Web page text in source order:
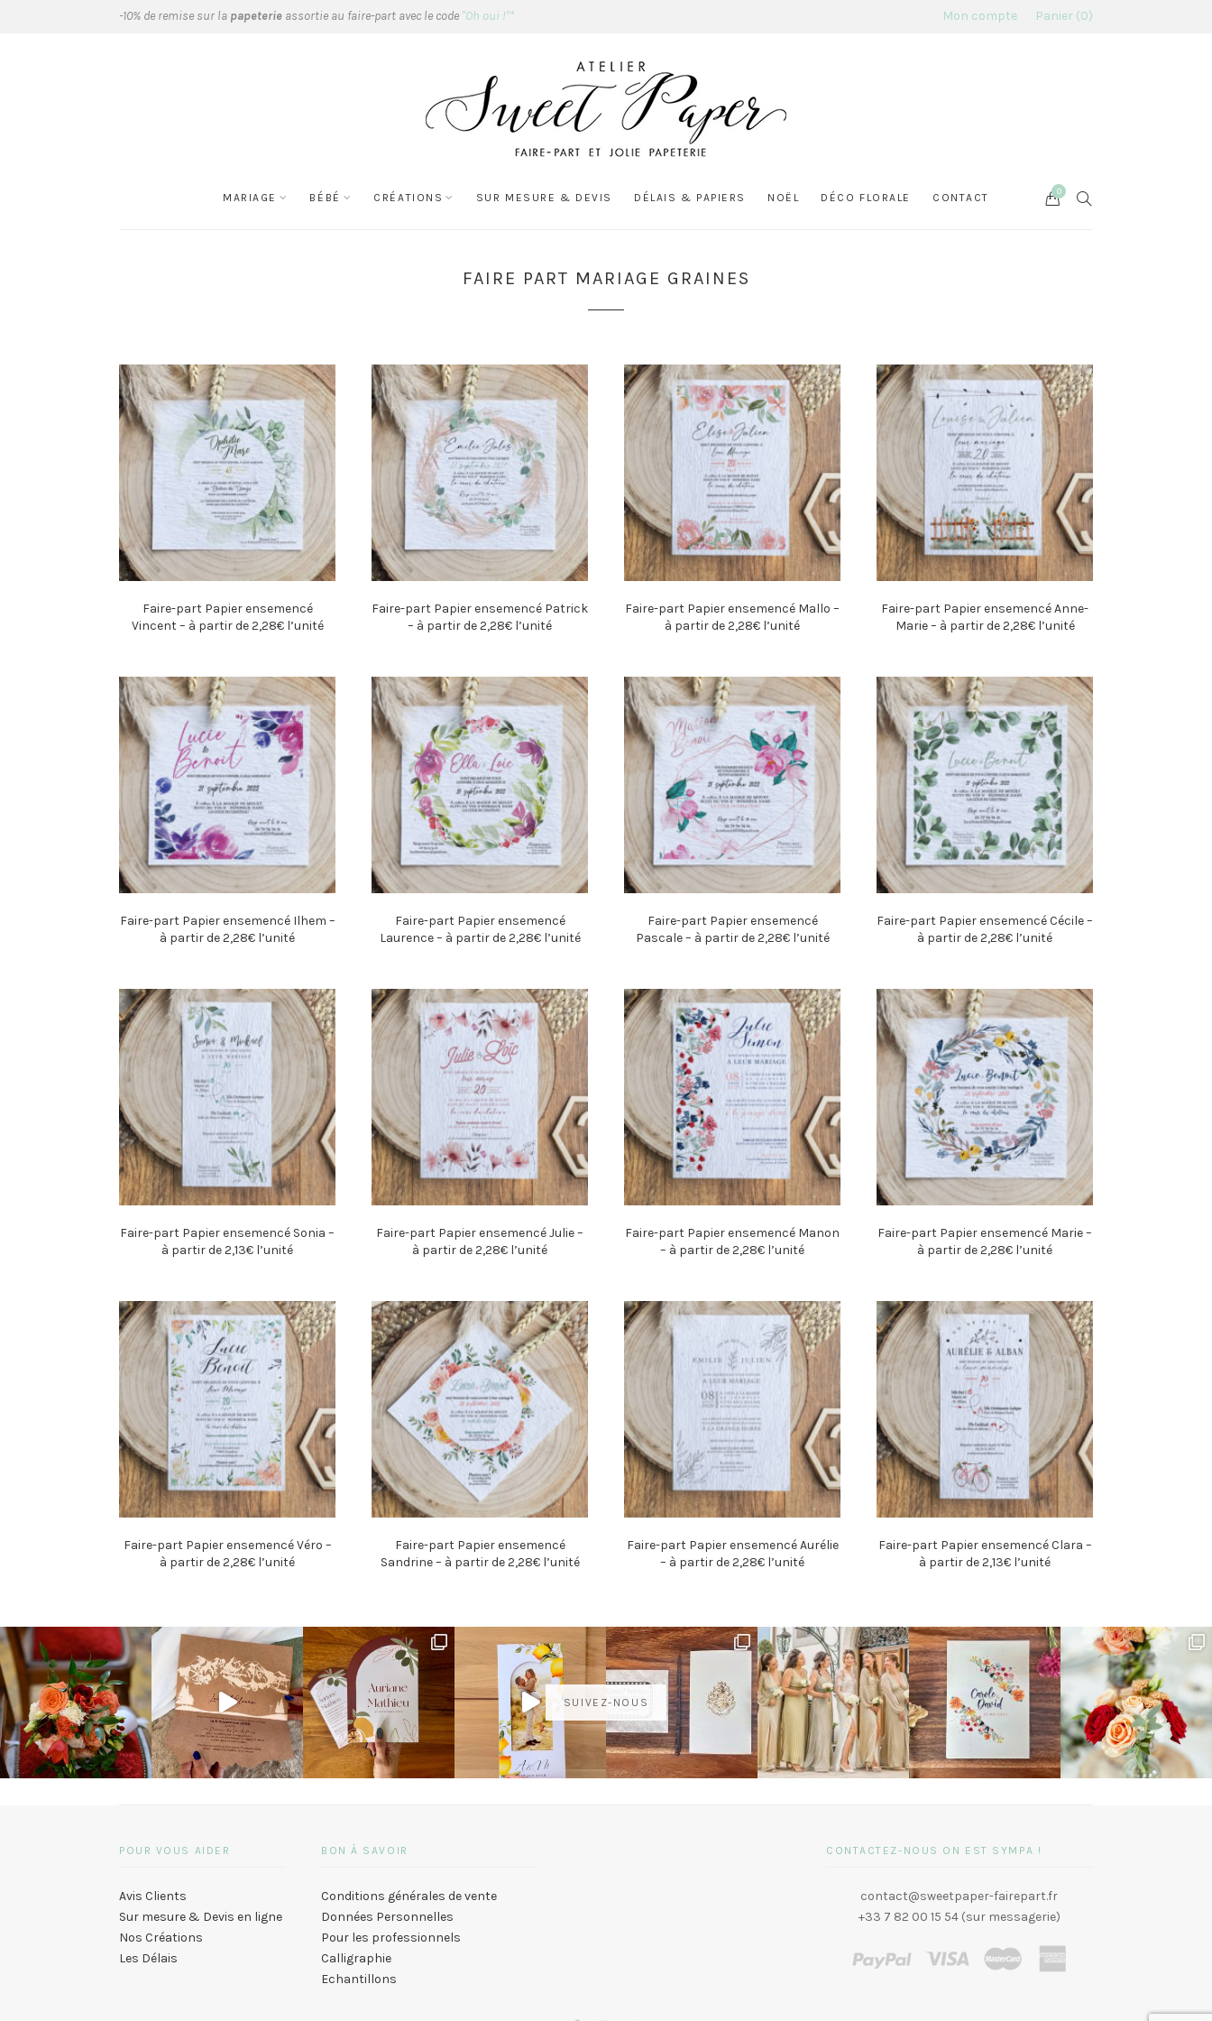
-10% de remise sur la papeterie assortie au faire-part avec le code "Oh oui !"* Mon compte Panier 0
MARIAGE BÉBÉ CRÉATIONS SUR MESURE & DEVIS DÉLAIS & PAPIERS NOËL DÉCO FLORALE CONTACT SEARCH
Cart
0
FAIRE PART MARIAGE GRAINES
Faire-part Papier ensemencé
Vincent – à partir de 2,28€ l’unité
Faire-part Papier ensemencé Patrick
– à partir de 2,28€ l’unité
Faire-part Papier ensemencé Mallo –
à partir de 2,28€ l’unité
Faire-part Papier ensemencé Anne-
Marie – à partir de 2,28€ l’unité
Faire-part Papier ensemencé Ilhem –
à partir de 2,28€ l’unité
Faire-part Papier ensemencé
Laurence – à partir de 2,28€ l’unité
Faire-part Papier ensemencé
Pascale – à partir de 2,28€ l’unité
Faire-part Papier ensemencé Cécile –
à partir de 2,28€ l’unité
Faire-part Papier ensemencé Sonia –
à partir de 2,13€ l’unité
Faire-part Papier ensemencé Julie –
à partir de 2,28€ l’unité
Faire-part Papier ensemencé Manon
– à partir de 2,28€ l’unité
Faire-part Papier ensemencé Marie –
à partir de 2,28€ l’unité
Faire-part Papier ensemencé Véro –
à partir de 2,28€ l’unité
Faire-part Papier ensemencé
Sandrine – à partir de 2,28€ l’unité
Faire-part Papier ensemencé Aurélie
– à partir de 2,28€ l’unité
Faire-part Papier ensemencé Clara –
à partir de 2,13€ l’unité
SUIVEZ-NOUS
POUR VOUS AIDER
Avis Clients
Sur mesure & Devis en ligne
Nos Créations
Les Délais
BON À SAVOIR
Conditions générales de vente
Données Personnelles
Pour les professionnels
Calligraphie
Echantillons
CONTACTEZ-NOUS ON EST SYMPA !
contact@sweetpaper-fairepart.fr
+33 7 82 00 15 54 (sur messagerie)